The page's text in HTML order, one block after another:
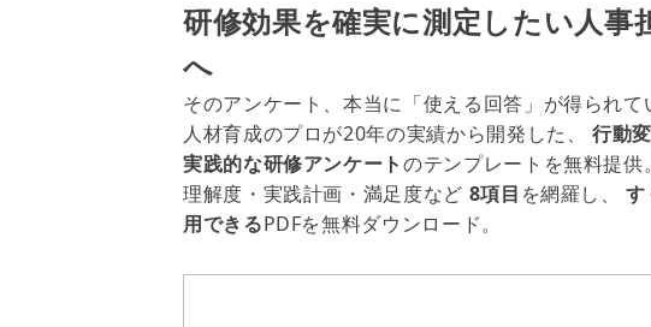
研修効果を確実に測定したい人事
へ
そのアンケート、本当に「使える回答」が得られて
人材育成のプロが20年の実績から開発した、
行動
実践的な研修アンケートのテンプレートを無料提供。
理解度・実践計画・満足度など 8項目 を網羅し、
す
用できるPDFを無料ダウンロード。